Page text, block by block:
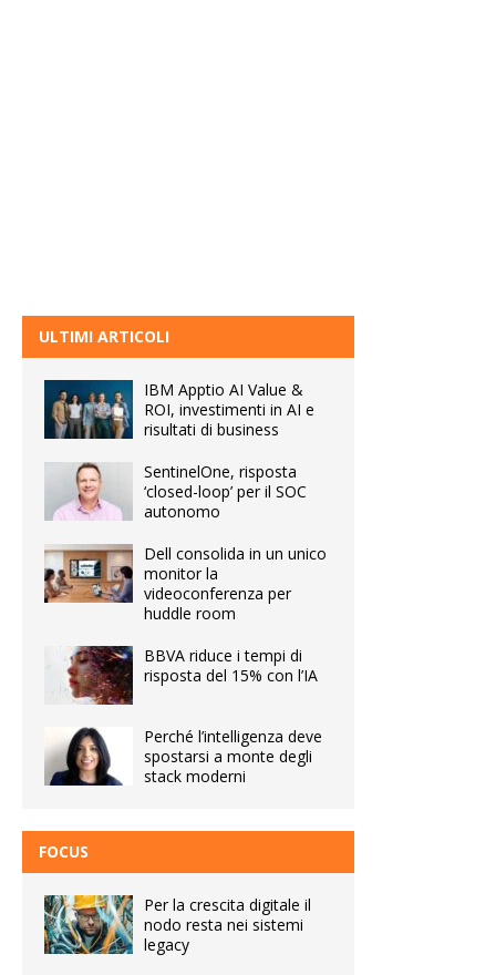
ULTIMI ARTICOLI
IBM Apptio AI Value &
ROI, investimenti in AI e
risultati di business
SentinelOne, risposta
‘closed-loop’ per il SOC
autonomo
Dell consolida in un unico
monitor la
videoconferenza per
huddle room
BBVA riduce i tempi di
risposta del 15% con l’IA
Perché l’intelligenza deve
spostarsi a monte degli
stack moderni
FOCUS
Per la crescita digitale il
nodo resta nei sistemi
legacy